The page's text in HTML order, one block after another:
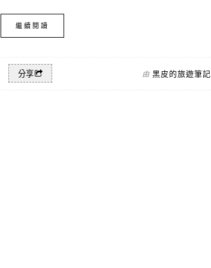
繼續閱讀
分享 由 黑皮的旅遊筆記